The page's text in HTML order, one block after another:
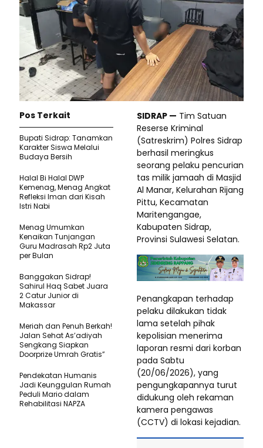
SIDRAP — Tim Satuan
Reserse Kriminal
(Satreskrim) Polres Sidrap
berhasil meringkus
seorang pelaku pencurian
tas milik jamaah di Masjid
Al Manar, Kelurahan Rijang
Pittu, Kecamatan
Maritengangae,
Kabupaten Sidrap,
Provinsi Sulawesi Selatan.
Penangkapan terhadap
pelaku dilakukan tidak
lama setelah pihak
kepolisian menerima
laporan resmi dari korban
pada Sabtu
(20/06/2026), yang
pengungkapannya turut
didukung oleh rekaman
kamera pengawas
(CCTV) di lokasi kejadian.
Pos Terkait
Bupati Sidrap: Tanamkan
Karakter Siswa Melalui
Budaya Bersih
Halal Bi Halal DWP
Kemenag, Menag Angkat
Refleksi Iman dari Kisah
Istri Nabi
Menag Umumkan
Kenaikan Tunjangan
Guru Madrasah Rp2 Juta
per Bulan
Banggakan Sidrap!
Sahirul Haq Sabet Juara
2 Catur Junior di
Makassar
Meriah dan Penuh Berkah!
Jalan Sehat As’adiyah
Sengkang Siapkan
Doorprize Umrah Gratis”
Pendekatan Humanis
Jadi Keunggulan Rumah
Peduli Mario dalam
Rehabilitasi NAPZA